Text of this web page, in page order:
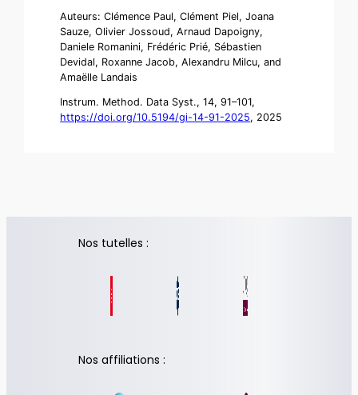
Auteurs: Clémence Paul, Clément Piel, Joana
Sauze, Olivier Jossoud, Arnaud Dapoigny,
Daniele Romanini, Frédéric Prié, Sébastien
Devidal, Roxanne Jacob, Alexandru Milcu, and
Amaëlle Landais
Instrum. Method. Data Syst., 14, 91–101,
https://doi.org/10.5194/gi-14-91-2025, 2025
Nos tutelles :
Nos affiliations :